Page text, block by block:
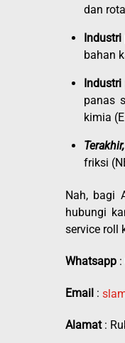
dan
bahan
panas
kimia
Terakhir,
friksi
Nah, bagi
hubungi
service roll
Whatsapp :
Email :
Alamat: